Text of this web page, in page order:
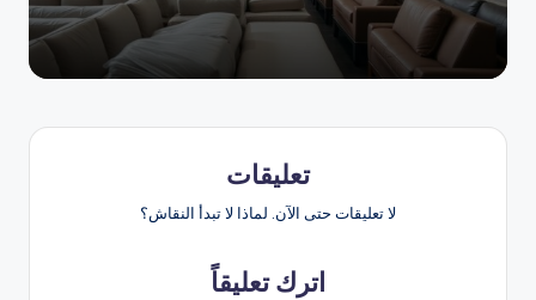
تعليقات
لا تعليقات حتى الآن. لماذا لا تبدأ النقاش؟
اترك تعليقاً